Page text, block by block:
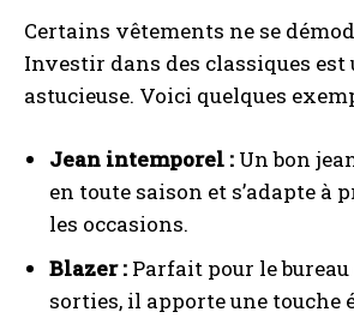
Certains vêtements ne se
Investir dans des classiques est
astucieuse. Voici quelques
Jean intemporel : Un bon
en toute saison et s’adapte à
les occasions.
Blazer : Parfait pour le
sorties, il apporte une touche